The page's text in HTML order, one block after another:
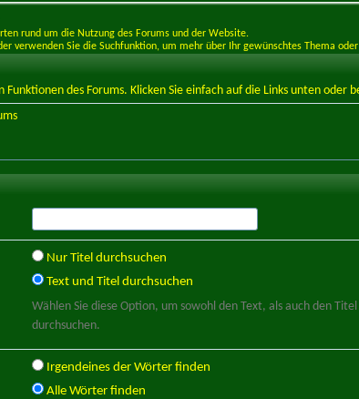
rund um die Nutzung des Forums und der Website.
verwenden Sie die Suchfunktion, um mehr über Ihr gewünschtes Thema
Funktionen des Forums. Klicken Sie einfach auf die Links unten
Nur Titel durchsuchen
Text und Titel durchsuchen
Wählen Sie diese Option, um sowohl den Text, als auch den
durchsuchen.
Irgendeines der Wörter finden
Alle Wörter finden